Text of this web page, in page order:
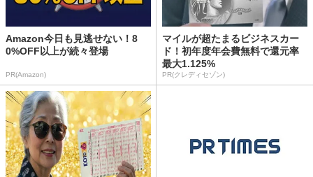
Amazon今日も見逃せない！8
0%OFF以上が続々登場
PR(Amazon)
マイルが超たまるビジネスカー
ド！初年度年会費無料で還元率
最大1.125%
PR(クレディセゾン)